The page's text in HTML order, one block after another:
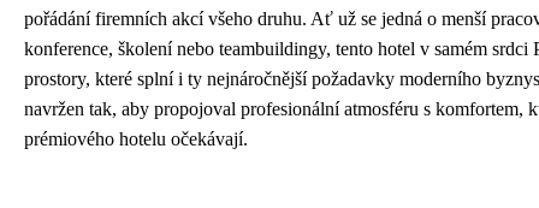
pořádání firemních akcí všeho druhu. Ať už se jedná o menší
konference, školení nebo teambuildingy, tento hotel v samém srdci
prostory, které splní i ty nejnáročnější požadavky moderního
navržen tak, aby propojoval profesionální atmosféru s komfortem,
prémiového hotelu očekávají.